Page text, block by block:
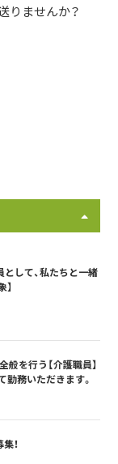
りませんか？
として、私たちと一緒
を行う【介護職員】
勤務いただきます。
！